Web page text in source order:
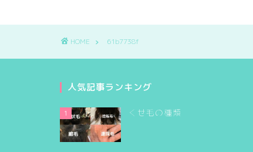
HOME 61b7738f
人気記事ランキング
1 くせ毛の種類